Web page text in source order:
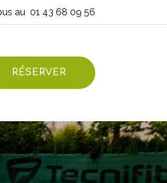
au 01 43 68 09 56
RÉSERVER